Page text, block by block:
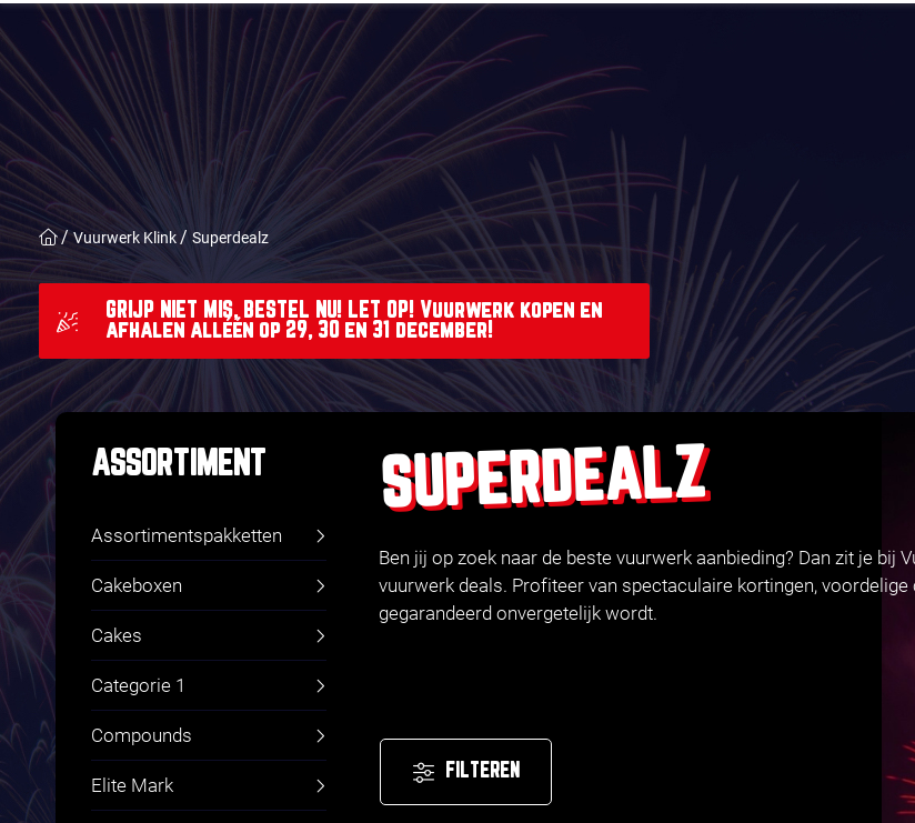
Vuurwerk Klink Superdealz
GRIJP NIET MIS, BESTEL NU! LET OP! Vuurwerk kopen en
afhalen alléén op 29, 30 en 31 december!
ASSORTIMENT
Assortimentspakketten
Cakeboxen
Cakes
Categorie 1
Compounds
Elite Mark
SUPERDEALZ
Ben jij op zoek naar de beste vuurwerk aanbieding? Dan zit je
vuurwerk deals. Profiteer van spectaculaire kortingen,
gegarandeerd onvergetelijk wordt.
FILTEREN